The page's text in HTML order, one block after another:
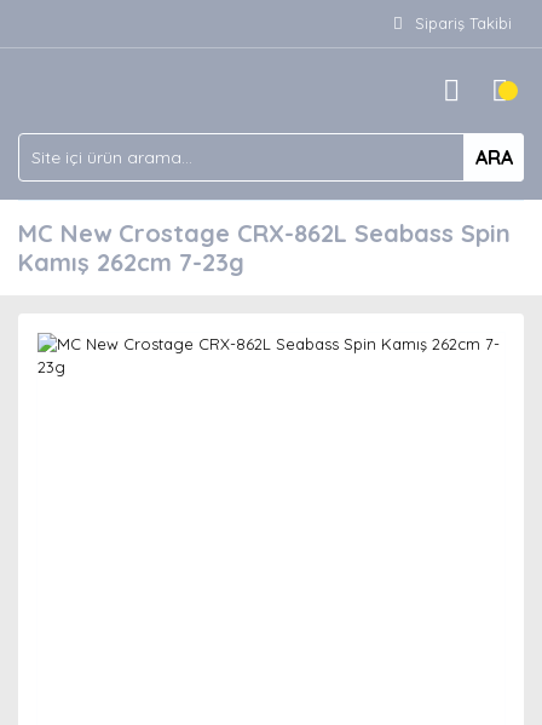
Sipariş Takibi
ARA
MC New Crostage CRX-862L Seabass Spin
Kamış 262cm 7-23g